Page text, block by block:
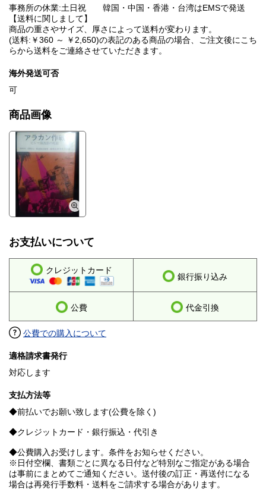
事務所の休業:土日祝 韓国・中国・香港・台湾はEMSで発送
【送料に関しまして】
商品の重さやサイズ、厚さによって送料が変わります。
(送料:￥360 ～ ￥2,650)の表記のある商品の場合、ご注文後にこち
らから送料をご連絡させていただきます。
海外発送可否
可
商品画像
お支払いについて
クレジットカード
銀行振り込み
公費 代金引換
公費での購入について
適格請求書発行
対応します
支払方法等
◆前払いでお願い致します(公費を除く)
◆クレジットカード・銀行振込・代引き
◆公費購入お受けします。条件をお知らせください。
※日付空欄、書類ごとに異なる日付など特別なご指定がある場合
は事前にまとめてご通知ください。送付後の訂正・再送付になる
場合は再発行手数料・送料をご請求する場合があります。